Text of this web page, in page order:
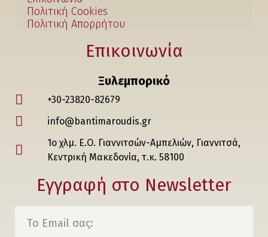
Πολιτική Cookies
Πολιτική Απορρήτου
Επικοινωνία
Ξυλεμπορικό
+30-23820-82679
info@bantimaroudis.gr
1ο χλμ. Ε.Ο. Γιαννιτσών-Αμπελιών, Γιαννιτσά,
Κεντρική Μακεδονία, τ.κ. 58100
Εγγραφή στο Νewsletter